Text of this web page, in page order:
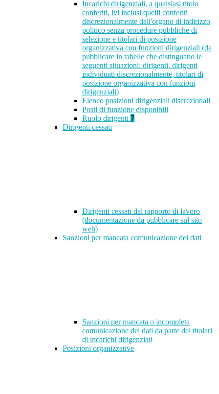
Incarichi dirigenziali, a qualsiasi titolo
conferiti, ivi inclusi quelli conferiti
discrezionalmente dall'organo di indirizzo
politico senza procedure pubbliche di
selezione e titolari di posizione
organizzativa con funzioni dirigenziali (da
pubblicare in tabelle che distinguano le
seguenti situazioni: dirigenti, dirigenti
individuati discrezionalmente, titolari di
posizione organizzativa con funzioni
dirigenziali)
Elenco posizioni dirigenziali discrezionali
Posti di funzione disponibili
Ruolo dirigenti 7
Dirigenti cessati
Dirigenti cessati dal rapporto di lavoro
(documentazione da pubblicare sul sito
web)
Sanzioni per mancata comunicazione dei dati
Sanzioni per mancata o incompleta
comunicazione dei dati da parte dei titolari
di incarichi dirigenziali
Posizioni organizzative